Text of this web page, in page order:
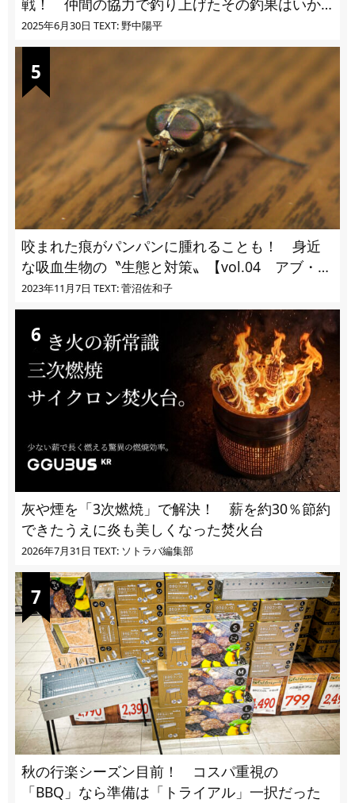
戦！ 仲間の協力で釣り上げたその釣果はいか
に!?
2025年6月30日 TEXT: 野中陽平
咬まれた痕がパンパンに腫れることも！ 身近
な吸血生物の〝生態と対策〟【vol.04 アブ・ブ
ユ・ヌカカ】
2023年11月7日 TEXT: 菅沼佐和子
灰や煙を「3次燃焼」で解決！ 薪を約30％節約
できたうえに炎も美しくなった焚火台
2026年7月31日 TEXT: ソトラバ編集部
秋の行楽シーズン目前！ コスパ重視の
「BBQ」なら準備は「トライアル」一択だった